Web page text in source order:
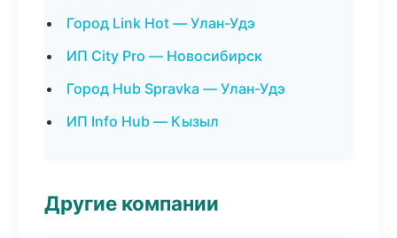
Город Link Hot — Улан-Удэ
ИП City Pro — Новосибирск
Город Hub Spravka — Улан-Удэ
ИП Info Hub — Кызыл
Другие компании